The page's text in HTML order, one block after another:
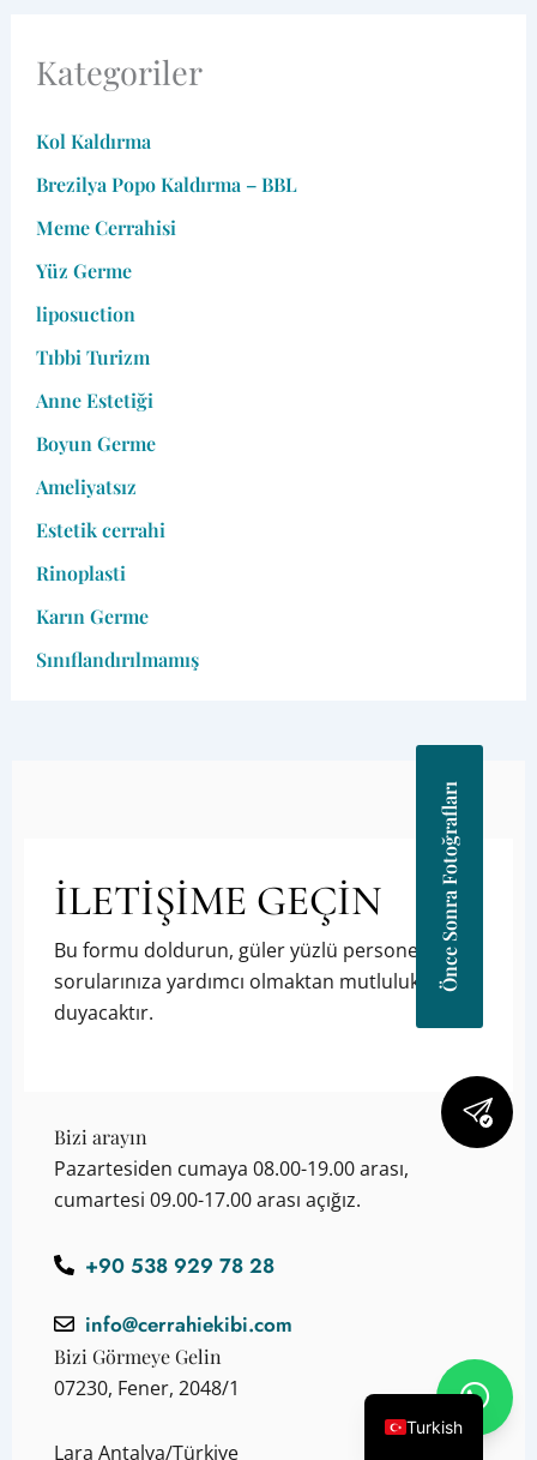
Kategoriler
Kol Kaldırma
Brezilya Popo Kaldırma – BBL
Meme Cerrahisi
Yüz Germe
liposuction
Tıbbi Turizm
Anne Estetiği
Boyun Germe
Ameliyatsız
Estetik cerrahi
Rinoplasti
Karın Germe
Sınıflandırılmamış
İLETİŞİME GEÇİN
Bu formu doldurun, güler yüzlü personelimiz
sorularınıza yardımcı olmaktan mutluluk
duyacaktır.
Bizi arayın
Pazartesiden cumaya 08.00-19.00 arası,
cumartesi 09.00-17.00 arası açığız.
+90 538 929 78 28
info@cerrahiekibi.com
Bizi Görmeye Gelin
07230, Fener, 2048/1
Lara Antalya/Türkiye
Önce Sonra Fotoğrafları
Turkish